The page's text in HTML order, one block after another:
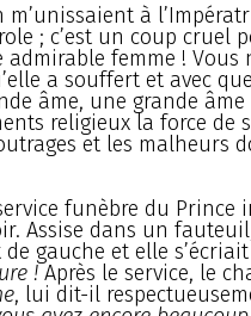
à
; c’est un coup cruel
femme ! Vous
a souffert et avec
âme, une grande
religieux la force de
et les malheurs
funèbre du Prince
Assise dans un
gauche et elle
! Après le service, le
, lui dit-il